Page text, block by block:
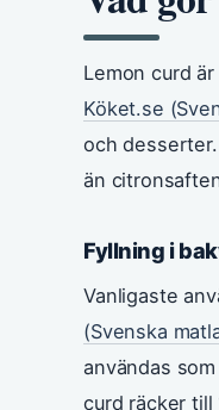
Lemon curd
Köket.se
och
än
Fyllning i
Vanligaste
(Svenska
användas
curd räcker